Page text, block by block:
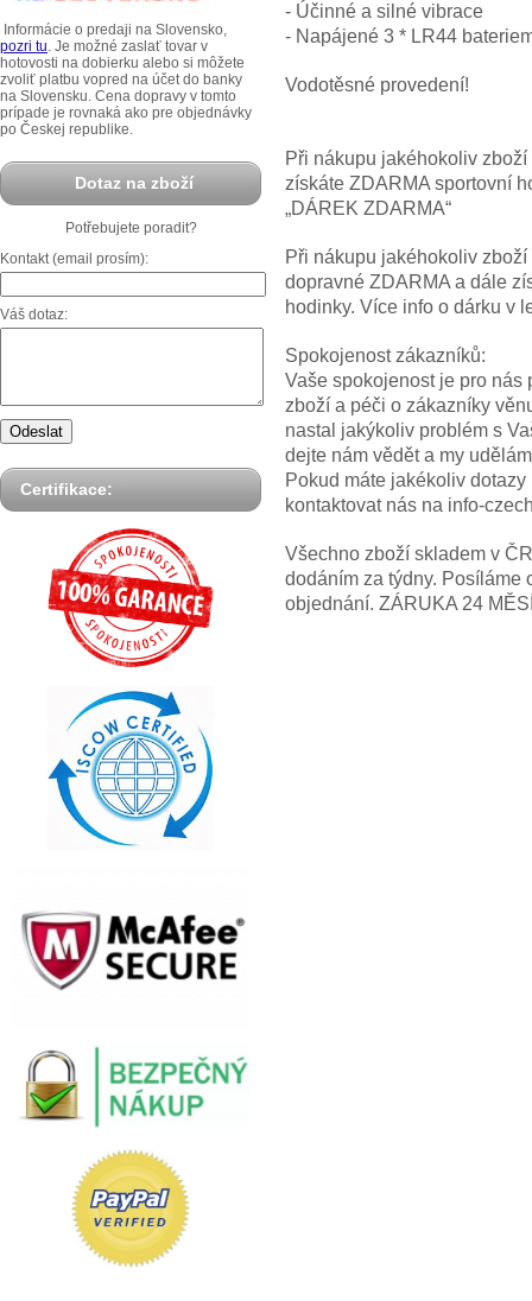
Informácie o predaji na Slovensko,
pozri tu. Je možné zaslať tovar v
hotovosti na dobierku alebo si môžete
zvoliť platbu vopred na účet do banky
na Slovensku. Cena dopravy v tomto
prípade je rovnaká ako pre objednávky
po Českej republike.
Dotaz na zboží
Potřebujete poradit?
Kontakt (email prosím):
Váš dotaz:
Certifikace:
- Účinné a silné vibrace
- Napájené 3 * LR44
Vodotěsné provedení!
Při nákupu jakéhokoliv
získáte ZDARMA sportovní
„DÁREK ZDARMA“
Při nákupu jakéhokoliv
dopravné ZDARMA a dále
hodinky. Více info o dárku v
Spokojenost zákazníků:
Vaše spokojenost je pro nás
zboží a péči o zákazníky
nastal jakýkoliv problém s
dejte nám vědět a my
Pokud máte jakékoliv
kontaktovat nás na info-
Všechno zboží skladem v
dodáním za týdny. Posíláme
objednání. ZÁRUKA 24